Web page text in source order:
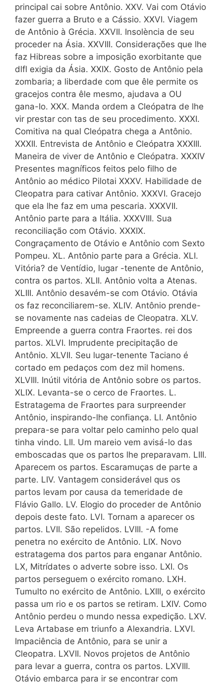
principal cai sobre Antônio. XXV. Vai com Otávio
fazer guerra a Bruto e a Cássio. XXVI. Viagem
de Antônio à Grécia. XXVII. Insolència de seu
proceder na Ásia. XXVIII. Considera­ções que lhe
faz Hibreas sobre a imposição exorbitante que
dlfl exigia da Ásia. XXIX. Gosto de Antônio pela
zombaria; a liberdade com que êle permite os
gracejos contra êle mesmo, ajudava a OU
gana-Io. XXX. Manda ordem a Cleópatra de lhe
vir prestar con tas de seu procedimento. XXXI.
Comitiva na qual Cleópatra chega a Antônio.
XXXII. Entrevista de Antônio e Cleópatra XXXIII.
Maneira de viver de Antônio e Cleópatra. XXXIV
Presentes magníficos feitos pelo filho de
Antônio ao médico Pilotai XXXV. Habilidade de
Cleopatra para cativar Antônio. XXXVI. Gracejo
que ela lhe faz em uma pescaria. XXXVII.
Antônio parte para a Itália. XXXVIII. Sua
reconciliação com Otávio. XXXIX.
Congraçamento de Otávio e Antônio com Sexto
Pompeu. XL. Antônio parte para a Grécia. XLI.
Vitória? de Ventídio, lugar -tenente de Antônio,
contra os partos. XLII. Antônio volta a Atenas.
XLIII. Antônio desavém-se com Otávio. Otávia
os faz reconciliarem-se. XLIV. Antônio prende-
se novamente nas cadeias de Cleopatra. XLV.
Empreende a guerra contra Fraortes. rei dos
partos. XLVI. Imprudente precipitação de
Antônio. XLVII. Seu lugar-tenente Taciano é
cortado em pedaços com dez mil homens.
XLVIII. Inútil vitória de Antônio sobre os partos.
XLIX. Levanta-se o cerco de Fraortes. L.
Estratagema de Fraortes para surpreender
Antônio, inspirando-lhe confiança. LI. Antônio
prepara-se para voltar pelo caminho pelo qual
tinha vindo. LII. Um mareio vem avisá-lo das
emboscadas que os partos lhe preparavam. LIII.
Aparecem os partos. Escaramuças de parte a
parte. LIV. Vantagem considerável qus os
partos levam por causa da temeridade de
Flávio Gallo. LV. Elogio do proceder de Antônio
depois deste fato. LVI. Tornam a aparecer os
partos. LVII. São repelidos. LVIII. -A fome
penetra no exército de Antônio. LIX. Novo
estratagema dos partos para enganar Antônio.
LX, Mitrídates o adverte sobre isso. LXI. Os
partos perseguem o exército romano. LXH.
Tumulto no exército de Antônio. LXIII, o exército
passa um rio e os partos se retiram. LXIV. Como
Antônio perdeu o mundo nessa expedição. LXV.
Leva Artabase em triunfo a Alexandria. LXVI.
Impaciência de Antônio, para se unir a
Cleopatra. LXVII. Novos projetos de Antônio
para levar a guerra, contra os partos. LXVIII.
Otávio embarca para ir se encontrar com